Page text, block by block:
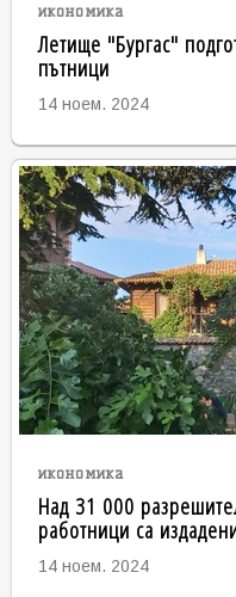
икономика
Летище "Бургас"
пътници
14 ноем. 2024
икономика
Над 31 000
работници са
14 ноем. 2024